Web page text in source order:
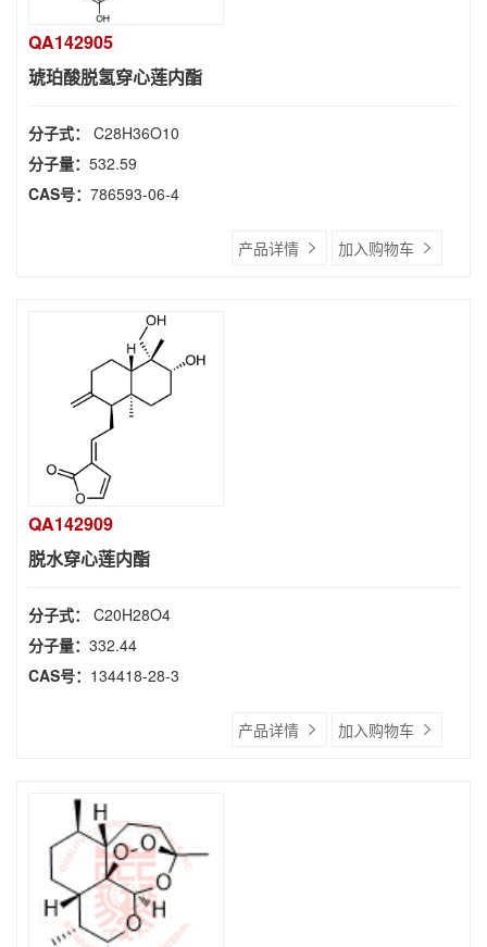
QA142905
琥珀酸脱氢穿心莲内酯
分子式： C28H36O10
分子量： 532.59
CAS号： 786593-06-4
产品详情 加入购物车
QA142909
脱水穿心莲内酯
分子式： C20H28O4
分子量： 332.44
CAS号： 134418-28-3
产品详情 加入购物车